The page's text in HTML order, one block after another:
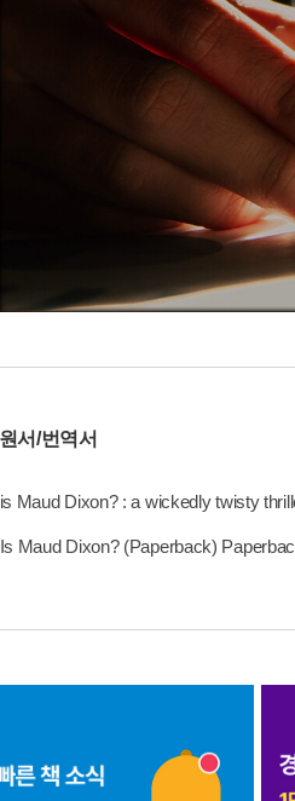
서/번역서
Maud Dixon? : a wickedly twisty
Maud Dixon? (Paperback)